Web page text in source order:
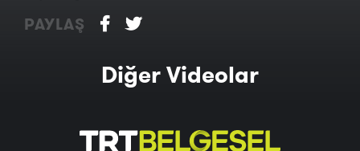
PAYLAŞ
Diğer Videolar